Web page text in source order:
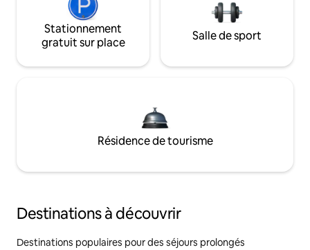
Stationnement
gratuit sur place
Salle de sport
Résidence de tourisme
Destinations à découvrir
Destinations populaires pour des séjours prolongés